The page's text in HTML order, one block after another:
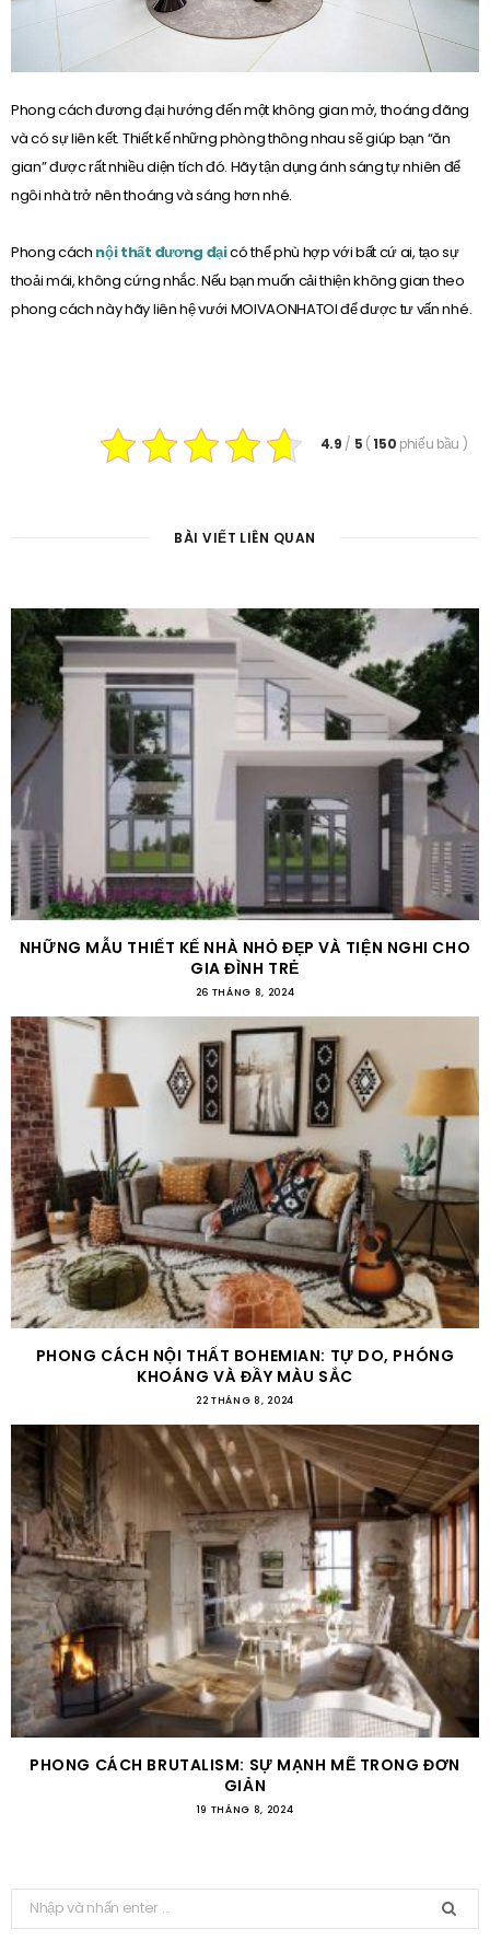
Phong cách đương đại hướng đến một không gian mở, thoáng đãng
và có sự liên kết. Thiết kế những phòng thông nhau sẽ giúp bạn “ăn
gian” được rất nhiều diện tích đó. Hãy tận dụng ánh sáng tự nhiên để
ngôi nhà trở nên thoáng và sáng hơn nhé.
Phong cách nội thất đương đạicó thể phù hợp với bất cứ ai, tạo sự
thoải mái, không cứng nhắc. Nếu bạn muốn cải thiện không gian theo
phong cách này hãy liên hệ vưới MOIVAONHATOI để được tư vấn nhé.
4.9 / 5 ( 150 phiếu bầu )
BÀI VIẾT LIÊN QUAN
NHỮNG MẪU THIẾT KẾ NHÀ NHỎ ĐẸP VÀ TIỆN NGHI CHO
GIA ĐÌNH TRẺ
26 THÁNG 8, 2024
PHONG CÁCH NỘI THẤT BOHEMIAN: TỰ DO, PHÓNG
KHOÁNG VÀ ĐẦY MÀU SẮC
22 THÁNG 8, 2024
PHONG CÁCH BRUTALISM: SỰ MẠNH MẼ TRONG ĐƠN
GIẢN
19 THÁNG 8, 2024
ì